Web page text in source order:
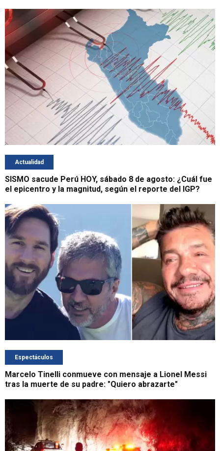
Actualidad
SISMO sacude Perú HOY, sábado 8 de agosto: ¿Cuál fue
el epicentro y la magnitud, según el reporte del IGP?
Espectáculos
Marcelo Tinelli conmueve con mensaje a Lionel Messi
tras la muerte de su padre: "Quiero abrazarte"